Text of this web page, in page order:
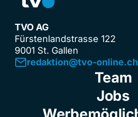
TVO AG
Fürstenlandstrasse 122
9001 St. Gallen
redaktion@tvo-online.ch
Team
Jobs